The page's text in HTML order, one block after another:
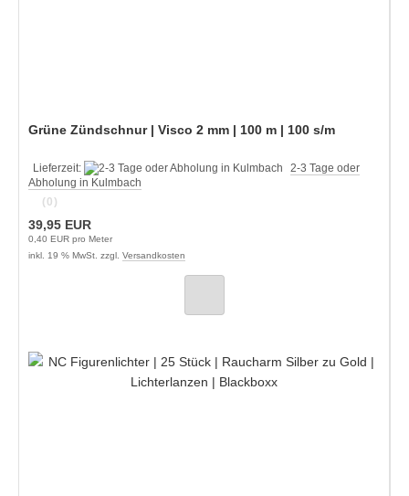
Grüne Zündschnur | Visco 2 mm | 100 m | 100 s/m
Lieferzeit:
2-3 Tage oder
Abholung in Kulmbach
(0)
39,95 EUR
0,40 EUR pro Meter
inkl. 19 % MwSt. zzgl. Versandkosten